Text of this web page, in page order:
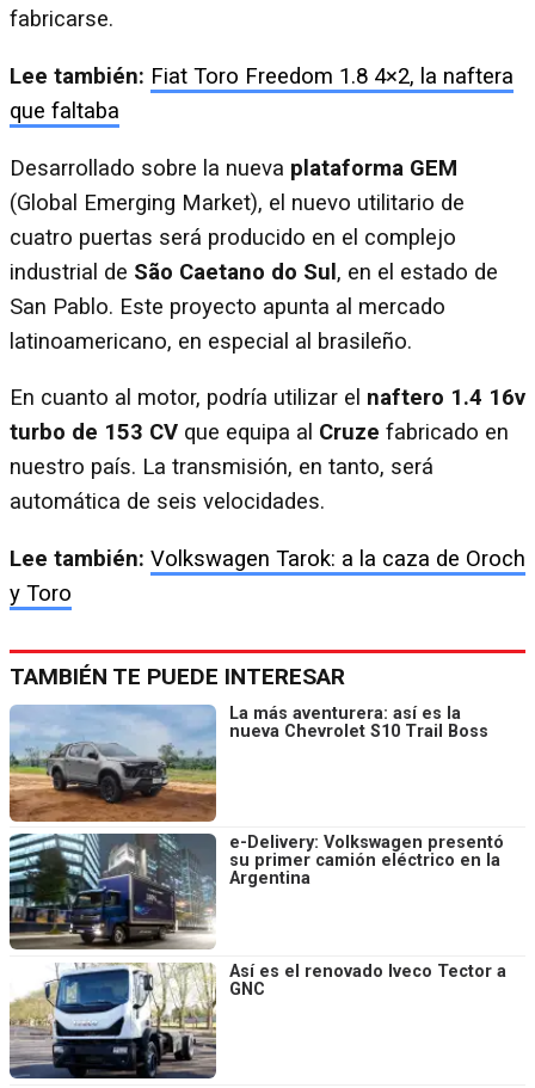
fabricarse.
Lee también: Fiat Toro Freedom 1.8 4×2, la naftera
que faltaba
Desarrollado sobre la nueva plataforma GEM
(Global Emerging Market), el nuevo utilitario de
cuatro puertas será producido en el complejo
industrial de São Caetano do Sul, en el estado de
San Pablo. Este proyecto apunta al mercado
latinoamericano, en especial al brasileño.
En cuanto al motor, podría utilizar el naftero 1.4 16v
turbo de 153 CV que equipa al Cruze fabricado en
nuestro país. La transmisión, en tanto, será
automática de seis velocidades.
Lee también: Volkswagen Tarok: a la caza de Oroch
y Toro
TAMBIÉN TE PUEDE INTERESAR
La más aventurera: así es la
nueva Chevrolet S10 Trail Boss
e-Delivery: Volkswagen presentó
su primer camión eléctrico en la
Argentina
Así es el renovado Iveco Tector a
GNC